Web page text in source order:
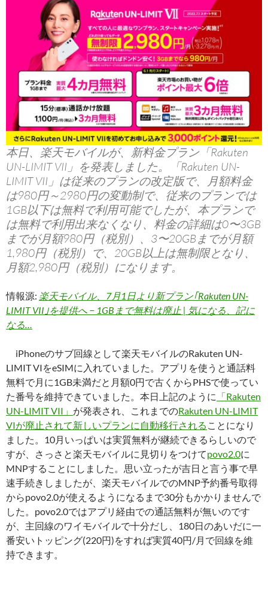
本日、楽天モバイルが、新料金プラン「Rakuten
UN-LIMIT VII」を発表しました。「Rakuten UN-
LIMIT VII」は従来のプランの改定版で、月額料金
は980円～2980円の変動制で、従来のプランでは
1GB以下は無料で利用可能でしたが、本プランで
は無料で利用出来なくなり、料金の詳細は0〜3GB
までが月額980円（税別）、3〜20GBまでが月額
1,980円（税別）で、20GB以上は無制限となり、
月額2,980円（税別）になります。
情報源: 楽天モバイル、7月1日より新プラン｢Rakuten UN-
LIMIT VII｣を提供へ − 1GBまで無料は廃止 | 気になる、記に
なる…
iPhoneのサブ回線として楽天モバイルのRakuten UN-
LIMIT VIをeSIMに入れていました。アプリを使うと通話料
無料で月に1GB未満だと月額0円で古くからPHSで使ってい
た番号を維持できていました。本日上記のように 「Rakuten
UN-LIMIT VII」 が発表され、これまでのRakuten UN-LIMIT
VIが廃止されて新しいプランに自動移行される ことになり
ました。10月いっぱいは実質無料が継続できるらしいので
すが、さっさと楽天モバイルに見切りをつけてpovo2.0に
MNPすることにしました。思い立ったが吉日と言う事で早
速手続きしましたが、楽天モバイルでのMNP予約番号取得
からpovo2.0が使えるようになるまで30分もかかりませんで
した。povo2.0ではアプリ経由での通話無料が無いのです
が、主回線のワイモバイルで十分だし、180日のあいだに一
番安いトッピング(220円)をすれば実質40円/月で回線を維
持できます。